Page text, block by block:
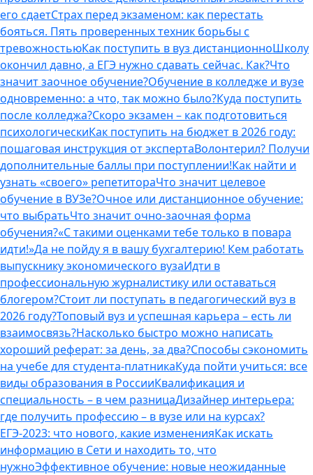
его сдаетСтрах перед экзаменом: как перестать
бояться. Пять проверенных техник борьбы с
тревожностьюКак поступить в вуз дистанционноШколу
окончил давно, а ЕГЭ нужно сдавать сейчас. Как?Что
значит заочное обучение?Обучение в колледже и вузе
одновременно: а что, так можно было?Куда поступить
после колледжа?Скоро экзамен – как подготовиться
психологическиКак поступить на бюджет в 2026 году:
пошаговая инструкция от экспертаВолонтерил? Получи
дополнительные баллы при поступлении!Как найти и
узнать «своего» репетитораЧто значит целевое
обучение в ВУЗе?Очное или дистанционное обучение:
что выбратьЧто значит очно-заочная форма
обучения?«С такими оценками тебе только в повара
идти!»Да не пойду я в вашу бухгалтерию! Кем работать
выпускнику экономического вузаИдти в
профессиональную журналистику или оставаться
блогером?Стоит ли поступать в педагогический вуз в
2026 году?Топовый вуз и успешная карьера – есть ли
взаимосвязь?Насколько быстро можно написать
хороший реферат: за день, за два?Способы сэкономить
на учебе для студента-платникаКуда пойти учиться: все
виды образования в РоссииКвалификация и
специальность – в чем разницаДизайнер интерьера:
где получить профессию – в вузе или на курсах?
ЕГЭ-2023: что нового, какие измененияКак искать
информацию в Сети и находить то, что
нужноЭффективное обучение: новые неожиданные